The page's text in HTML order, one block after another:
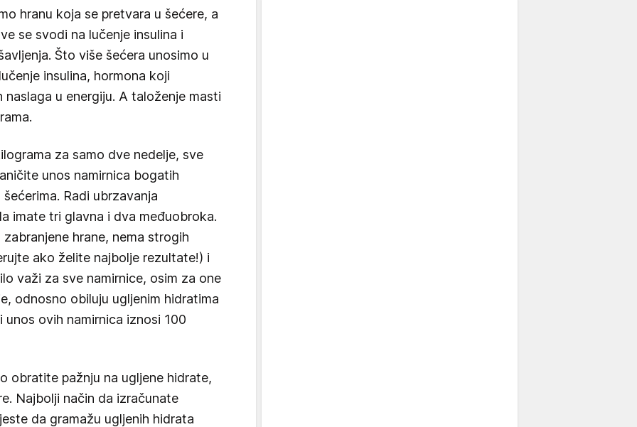
hranu koja se pretvara u šećere, a
se svodi na lučenje insulina i
Što više šećera unosimo u
insulina, hormona koji
naslaga u energiju. A taloženje masti
za samo dve nedelje, sve
unos namirnica bogatih
Radi ubrzavanja
imate tri glavna i dva međuobroka.
hrane, nema strogih
ako želite najbolje rezultate!) i
važi za sve namirnice, osim za one
odnosno obiluju ugljenim hidratima
ovih namirnica iznosi 100
obratite pažnju na ugljene hidrate,
Najbolji način da izračunate
da gramažu ugljenih hidrata